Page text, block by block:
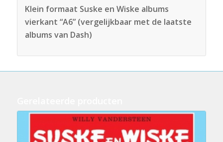
Klein formaat Suske en Wiske albums
vierkant “A6” (vergelijkbaar met de laatste
albums van Dash)